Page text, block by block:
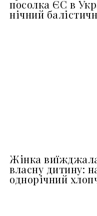
посолка ЄС в
нічний
Жінка
власну дитину:
однорічний